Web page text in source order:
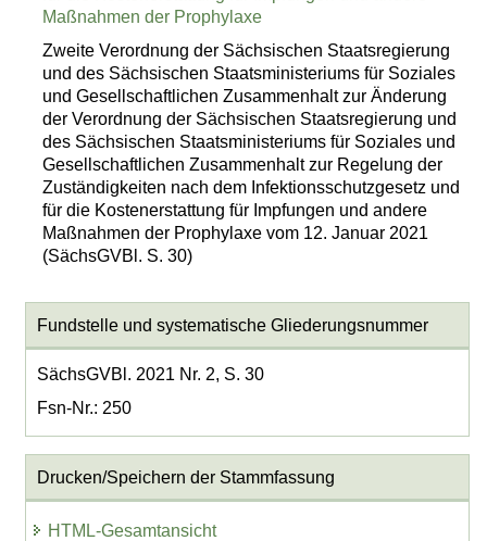
Maßnahmen der Prophylaxe
Zweite Verordnung der Sächsischen Staatsregierung
und des Sächsischen Staatsministeriums für Soziales
und Gesellschaftlichen Zusammenhalt zur Änderung
der Verordnung der Sächsischen Staatsregierung und
des Sächsischen Staatsministeriums für Soziales und
Gesellschaftlichen Zusammenhalt zur Regelung der
Zuständigkeiten nach dem Infektionsschutzgesetz und
für die Kostenerstattung für Impfungen und andere
Maßnahmen der Prophylaxe vom 12. Januar 2021
(SächsGVBl. S. 30)
Fundstelle und systematische Gliederungsnummer
SächsGVBl. 2021 Nr. 2, S. 30
Fsn-Nr.: 250
Drucken/Speichern der Stammfassung
HTML-Gesamtansicht